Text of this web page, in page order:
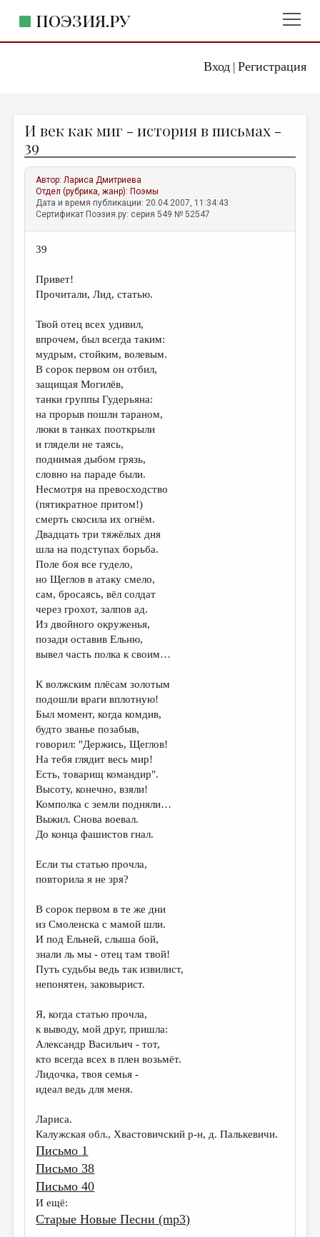
Вход| Регистрация
ПОЭЗИЯ.РУ
ЖАНРЫ
АВТОРЫ
КОММЕНТАРИИ
ЛИТСАЛОН
ОТДЕЛЫ И РУБРИКИ
ДАЙДЖЕСТ
ПРОИЗВЕДЕНИЯ
ПЕРЕВОДЫ
КОНКУРСЫ
ДЕТСКАЯ КОМНАТА
КНИЖНАЯ ПОЛКА
ОБЗОР ЛИТЕРАТУРЫ
СТРАНИЦЫ ПАМЯТИ
ОБЪЯВЛЕНИЯ
КОЛОНКА РЕДАКТОРА
РЕДКОЛЛЕГИЯ
ОТ РЕДАКЦИИ
МАЛАЯ ПРОЗА
ЛИТЕРАТУРОВЕДЕНИЕ
КУЛЬТУРОВЕДЕНИЕ
ПУБЛИЦИСТИКА
РЕЦЕНЗИРОВАНИЕ
ЦИКЛЫ ПУБЛИКАЦИЙ
ТРЕДИАКОВСКИЙ
МЕДИА
ВКОНТАКТЕ
И век как миг - история в письмах -
39
Автор:Лариса Дмитриева
Отдел (рубрика, жанр): Поэмы
Дата и время публикации: 20.04.2007, 11:34:43
Сертификат Поэзия.ру: серия 549 № 52547
39
Привет!
Прочитали, Лид, статью.
Твой отец всех удивил,
впрочем, был всегда таким:
мудрым, стойким, волевым.
В сорок первом он отбил,
защищая Могилёв,
танки группы Гудерьяна:
на прорыв пошли тараном,
люки в танках пооткрыли
и глядели не таясь,
поднимая дыбом грязь,
словно на параде были.
Несмотря на превосходство
(пятикратное притом!)
смерть скосила их огнём.
Двадцать три тяжёлых дня
шла на подступах борьба.
Поле боя все гудело,
но Щеглов в атаку смело,
сам, бросаясь, вёл солдат
через грохот, залпов ад.
Из двойного окруженья,
позади оставив Ельню,
вывел часть полка к своим…
К волжским плёсам золотым
подошли враги вплотную!
Был момент, когда комдив,
будто званье позабыв,
говорил: "Держись, Щеглов!
На тебя глядит весь мир!
Есть, товарищ командир".
Высоту, конечно, взяли!
Комполка с земли подняли…
Выжил. Снова воевал.
До конца фашистов гнал.
Если ты статью прочла,
повторила я не зря?
В сорок первом в те же дни
из Смоленска с мамой шли.
И под Ельней, слыша бой,
знали ль мы - отец там твой!
Путь судьбы ведь так извилист,
непонятен, заковырист.
Я, когда статью прочла,
к выводу, мой друг, пришла:
Александр Васильич - тот,
кто всегда всех в плен возьмёт.
Лидочка, твоя семья -
идеал ведь для меня.
Лариса.
Калужская обл., Хвастовичский р-н, д. Палькевичи.
Письмо 1
Письмо 38
Письмо 40
И ещё:
Старые Новые Песни (mp3)